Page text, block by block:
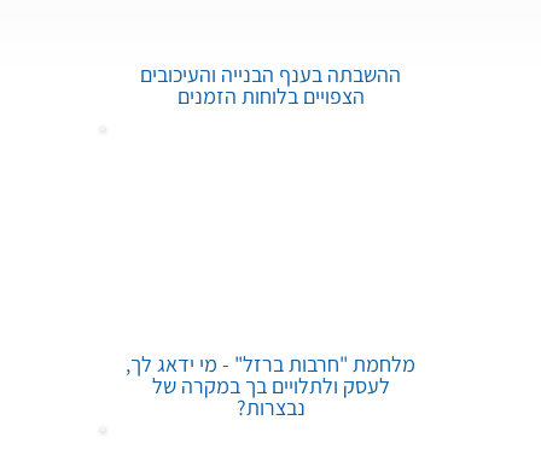
ההשבתה בענף הבנייה והעיכובים
הצפויים בלוחות הזמנים
מלחמת "חרבות ברזל" - מי ידאג לך,
לעסק ולתלויים בך במקרה של
נבצרות?